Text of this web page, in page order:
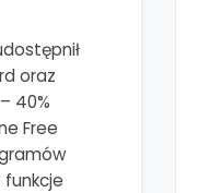
oraz
40%
Free